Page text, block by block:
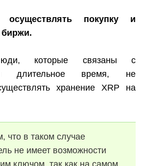
покупку и
биржи.
которые связаны с
длительное время, не
хранение XRP на
что в таком случае
не имеет возможности